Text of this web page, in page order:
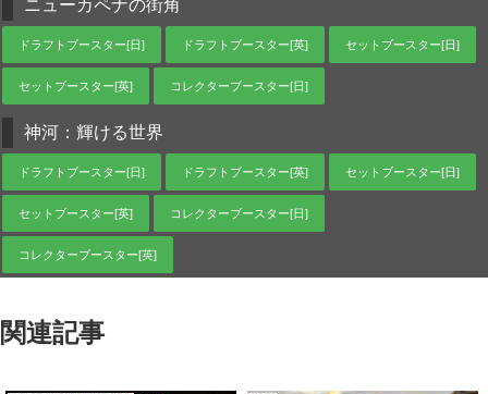
ニューカペナの街角
ドラフトブースター[日] ドラフトブースター[英] セットブースター[日]
セットブースター[英] コレクターブースター[日]
神河：輝ける世界
ドラフトブースター[日] ドラフトブースター[英] セットブースター[日]
セットブースター[英] コレクターブースター[日]
コレクターブースター[英]
関連記事